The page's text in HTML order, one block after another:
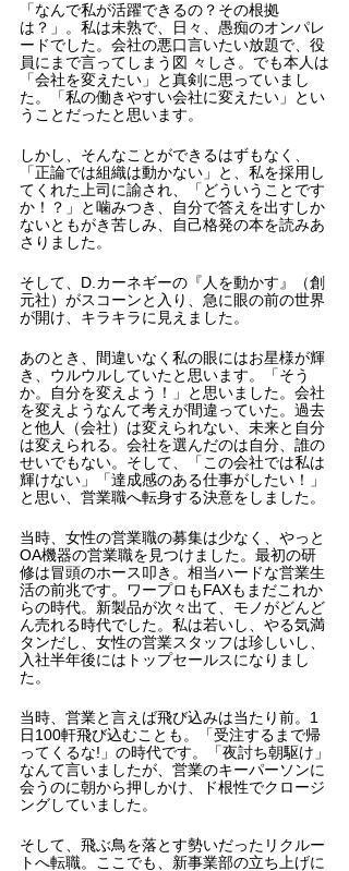
「なんで私が活躍できるの？その根拠
は？」。私は未熟で、日々、愚痴のオンパレ
ードでした。会社の悪口言いたい放題で、役
員にまで言ってしまう図 々しさ。でも本人は
「会社を変えたい」と真剣に思っていまし
た。「私の働きやすい会社に変えたい」とい
うことだったと思います。
しかし、そんなことができるはずもなく、
「正論では組織は動かない」と、私を採用し
てくれた上司に諭され、「どういうことです
か！？」と噛みつき、自分で答えを出すしか
ないともがき苦しみ、自己格発の本を読みあ
さりました。
そして、D.カーネギーの『人を動かす』（創
元社）がスコーンと入り、急に眼の前の世界
が開け、キラキラに見えました。
あのとき、間違いなく私の眼にはお星様が輝
き、ウルウルしていたと思います。「そう
か。自分を変えよう！」と思いました。会社
を変えようなんて考えが間違っていた。過去
と他人（会社）は変えられない、未来と自分
は変えられる。会社を選んだのは自分、誰の
せいでもない。そして、「この会社では私は
輝けない」「達成感のある仕事がしたい！」
と思い、営業職へ転身する決意をしました。
当時、女性の営業職の募集は少なく、やっと
OA機器の営業職を見つけました。最初の研
修は冒頭のホース叩き。相当ハードな営業生
活の前兆です。ワープロもFAXもまだこれか
らの時代。新製品が次々出て、モノがどんど
ん売れる時代でした。私は若いし、やる気満
タンだし、女性の営業スタッフは珍しいし、
入社半年後にはトップセールスになりまし
た。
当時、営業と言えば飛び込みは当たり前。1
日100軒飛び込むことも。「受注するまで帰
ってくるな!」の時代です。「夜討ち朝駆け」
なんて言いましたが、営業のキーパーソンに
会うのに朝から押しかけ、ド根性でクロージ
ングしていました。
そして、飛ぶ鳥を落とす勢いだったリクルー
トへ転職。ここでも、新事業部の立ち上げに